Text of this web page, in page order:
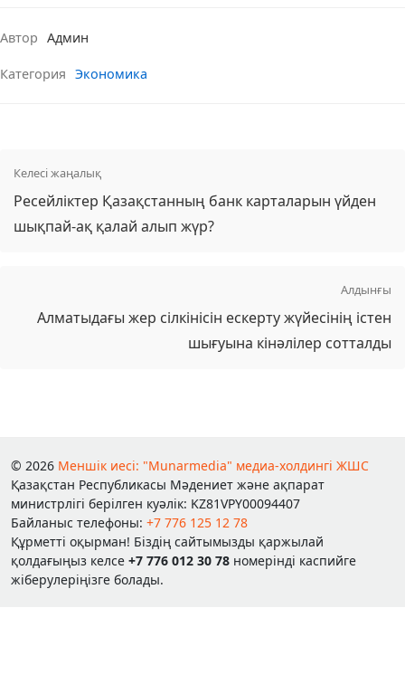
Автор Админ
Категория Экономика
Келесі жаңалық
Ресейліктер Қазақстанның банк карталарын үйден
шықпай-ақ қалай алып жүр?
Алдынғы
Алматыдағы жер сілкінісін ескерту жүйесінің істен
шығуына кінәлілер сотталды
© 2026 Меншік иесі: "Munarmedia" медиа-холдингі ЖШС
Қазақстан Республикасы Мәдениет және ақпарат
министрлігі берілген куәлік: KZ81VPY00094407
Байланыс телефоны: +7 776 125 12 78
Құрметті оқырман! Біздің сайтымызды қаржылай
қолдағыңыз келсе +7 776 012 30 78 номерінді каспийге
жіберулеріңізге болады.